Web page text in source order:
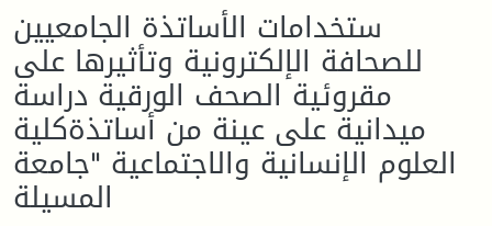
ستخدامات الأساتذة الجامعيين
للصحافة الإلكترونية وتأثيرها على
مقروئية الصحف الورقية دراسة
ميدانية على عينة من أساتذةكلية
العلوم الإنسانية والاجتماعية "جامعة
المسيلة